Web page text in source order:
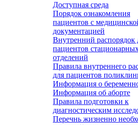
Доступная среда
Порядок ознакомления
пациентов с
документацией
Внутренний распорядок
пациентов
отделений
Правила внутреннего
для пациентов
Информация о
Информация об аборте
Правила подготовки к
диагностическим
Перечнь жизненно